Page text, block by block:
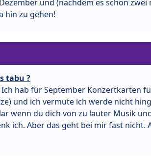
und (nachdem es schon zwei
hin zu gehen!
tabu ?
hab für September Konzertkarten
und ich vermute ich werde nicht
wenn du dich von zu lauter Musik
ich. Aber das geht bei mir fast nicht.